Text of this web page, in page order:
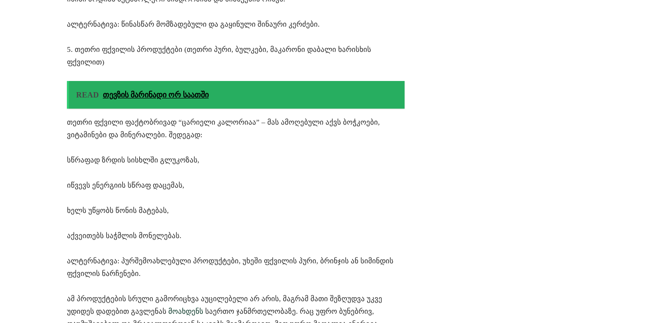
ალტერნატივა: წინასწარ მომზადებული და გაყინული შინაური კერძები.
5. თეთრი ფქვილის პროდუქტები (თეთრი პური, ბულკები, მაკარონი დაბალი ხარისხის
ფქვილით)
READ თევზის მარინადი ორ საათში
თეთრი ფქვილი ფაქტობრივად “ცარიელი კალორიაა” – მას ამოღებული აქვს ბოჭკოები,
ვიტამინები და მინერალები. შედეგად:
სწრაფად ზრდის სისხლში გლუკოზას,
იწვევს ენერგიის სწრაფ დაცემას,
ხელს უწყობს წონის მატებას,
აქვეითებს საჭმლის მონელებას.
ალტერნატივა: პურშემოახლებული პროდუქტები, უხეში ფქვილის პური, ბრინჯის ან სიმინდის
ფქვილის ნარჩენები.
ამ პროდუქტების სრული გამორიცხვა აუცილებელი არ არის, მაგრამ მათი შეზღუდვა უკვე
უდიდეს დადებით გავლენას მოახდენს საერთო ჯანმრთელობაზე. რაც უფრო ბუნებრივ,